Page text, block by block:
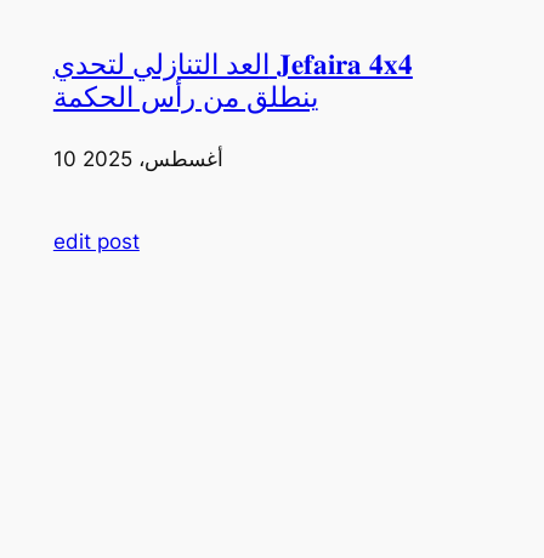
العد التنازلي لتحدي 𝐉𝐞𝐟𝐚𝐢𝐫𝐚 𝟒𝐱𝟒
ينطلق من رأس الحكمة
10 أغسطس، 2025
edit post